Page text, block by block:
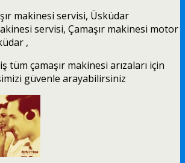
makinesi servisi, Üsküdar
servisi, Çamaşır makinesi motor
,
tüm çamaşır makinesi arızaları için
güvenle arayabilirsiniz